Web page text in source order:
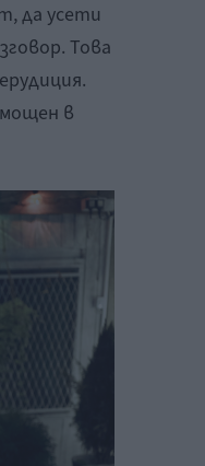
да усети
Това
в